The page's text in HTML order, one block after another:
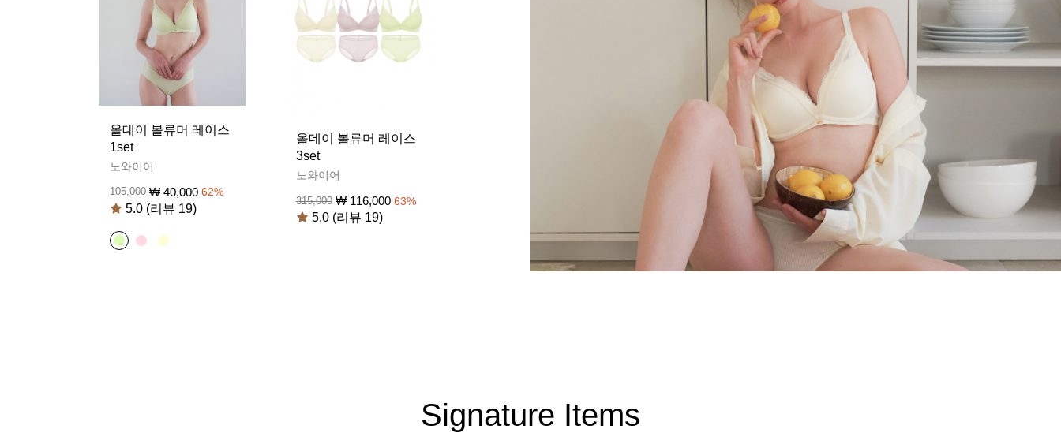
올데이 볼류머 레이스
1set
노와이어
105,000 ₩ 40,000 62%
5.0 (리뷰 19)
올데이 볼류머 레이스
3set
노와이어
315,000 ₩ 116,000 63%
5.0 (리뷰 19)
[26SS] 올데이 볼류머 라
이트 1set
노와이어
105,000 39,000 %
4.8 (리뷰 694)
[26SS] 올데이 볼류머 라
이트 3set
노와이어
315,000 ₩ 110,000 %
4.8 (리뷰 694)
Signature Items